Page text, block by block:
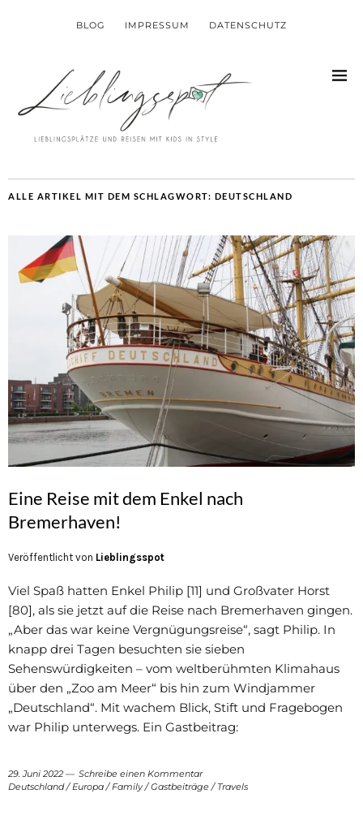
BLOG IMPRESSUM DATENSCHUTZ
ALLE ARTIKEL MIT DEM SCHLAGWORT: DEUTSCHLAND
Eine Reise mit dem Enkel nach
Bremerhaven!
Veröffentlicht von Lieblingsspot
Viel Spaß hatten Enkel Philip [11] und Großvater Horst
[80], als sie jetzt auf die Reise nach Bremerhaven gingen.
„Aber das war keine Vergnügungsreise“, sagt Philip. In
knapp drei Tagen besuchten sie sieben
Sehenswürdigkeiten – vom weltberühmten Klimahaus
über den „Zoo am Meer“ bis hin zum Windjammer
„Deutschland“. Mit wachem Blick, Stift und Fragebogen
war Philip unterwegs. Ein Gastbeitrag:
29. Juni 2022
Schreibe einen Kommentar
Deutschland/Europa/Family/Gastbeiträge/ Travels